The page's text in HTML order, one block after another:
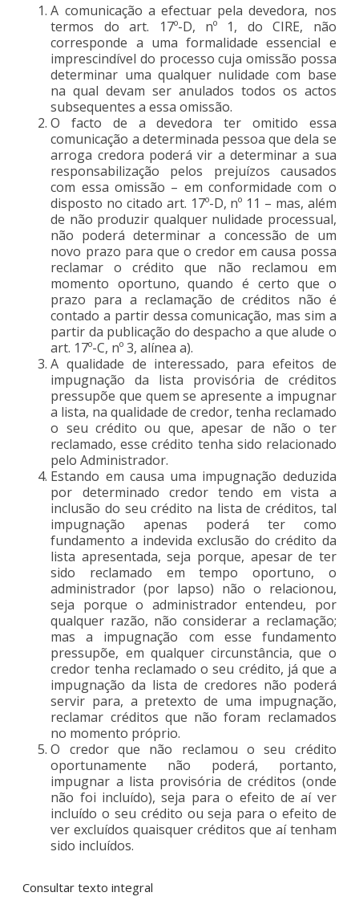
A comunicação a efectuar pela devedora, nos
termos do art. 17º-D, nº 1, do CIRE, não
corresponde a uma formalidade essencial e
imprescindível do processo cuja omissão possa
determinar uma qualquer nulidade com base
na qual devam ser anulados todos os actos
subsequentes a essa omissão.
O facto de a devedora ter omitido essa
comunicação a determinada pessoa que dela se
arroga credora poderá vir a determinar a sua
responsabilização pelos prejuízos causados
com essa omissão – em conformidade com o
disposto no citado art. 17º-D, nº 11 – mas, além
de não produzir qualquer nulidade processual,
não poderá determinar a concessão de um
novo prazo para que o credor em causa possa
reclamar o crédito que não reclamou em
momento oportuno, quando é certo que o
prazo para a reclamação de créditos não é
contado a partir dessa comunicação, mas sim a
partir da publicação do despacho a que alude o
art. 17º-C, nº 3, alínea a).
A qualidade de interessado, para efeitos de
impugnação da lista provisória de créditos
pressupõe que quem se apresente a impugnar
a lista, na qualidade de credor, tenha reclamado
o seu crédito ou que, apesar de não o ter
reclamado, esse crédito tenha sido relacionado
pelo Administrador.
Estando em causa uma impugnação deduzida
por determinado credor tendo em vista a
inclusão do seu crédito na lista de créditos, tal
impugnação apenas poderá ter como
fundamento a indevida exclusão do crédito da
lista apresentada, seja porque, apesar de ter
sido reclamado em tempo oportuno, o
administrador (por lapso) não o relacionou,
seja porque o administrador entendeu, por
qualquer razão, não considerar a reclamação;
mas a impugnação com esse fundamento
pressupõe, em qualquer circunstância, que o
credor tenha reclamado o seu crédito, já que a
impugnação da lista de credores não poderá
servir para, a pretexto de uma impugnação,
reclamar créditos que não foram reclamados
no momento próprio.
O credor que não reclamou o seu crédito
oportunamente não poderá, portanto,
impugnar a lista provisória de créditos (onde
não foi incluído), seja para o efeito de aí ver
incluído o seu crédito ou seja para o efeito de
ver excluídos quaisquer créditos que aí tenham
sido incluídos.
Consultar texto integral